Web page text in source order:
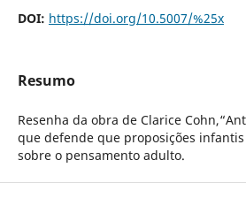
DOI: https://doi.org/10.5007/%25x
Resumo
Resenha da obra de Clarice
que defende que proposições
sobre o pensamento adulto.